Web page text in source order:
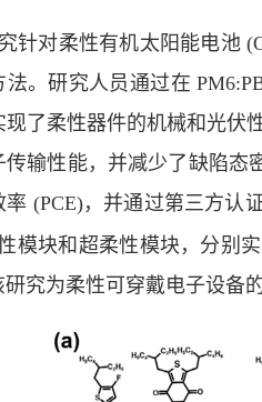
针对柔性有机太阳能电池
法。研究人员通过在
了柔性器件的机械和光伏
传输性能，并减少了缺陷
率 (PCE)，并通过第三方认
模块和超柔性模块，分别
究为柔性可穿戴电子设备